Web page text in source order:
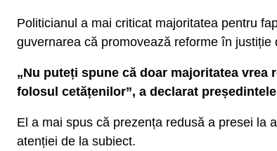
Politicianul a mai criticat majoritatea pentru
guvernarea că promovează reforme în justiție
„Nu puteți spune că doar majoritatea
folosul cetățenilor”, a declarat
El a mai spus că prezența redusă a presei la
atenției de la subiect.